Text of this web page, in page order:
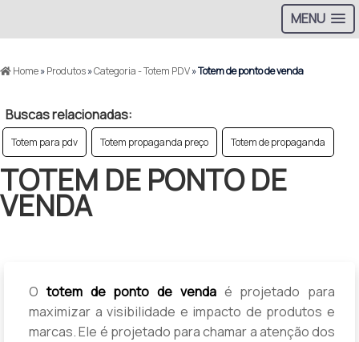
MENU
Home»Produtos»Categoria - Totem PDV»Totem de ponto de venda
Buscas relacionadas:
Totem para pdv Totem propaganda preço Totem de propaganda
TOTEM DE PONTO DE
VENDA
Ototem de ponto de vendaé projetado para
maximizar a visibilidade e impacto de produtos e
marcas. Ele é projetado para chamar a atenção dos